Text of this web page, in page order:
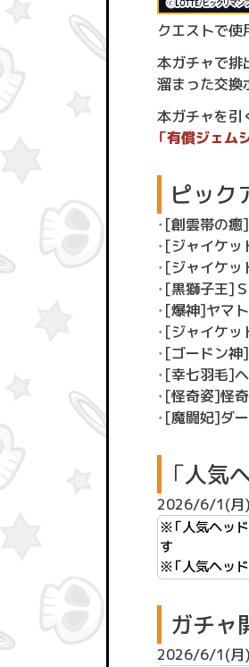
クエストで使
本ガチャで排
溜まった交換
本ガチャを引
「有償ジェム
ピック
・ [創雲帯の
・ [ジャイケッ
・ [ジャイケット
・ [黒獅子王]
・ [爆神]ヤマ
・ [ジャイケッ
・ [ゴードン神
・ [幸七羽毛]
・ [怪奇姿]怪
・ [魔闘妃]ダ
「人気
2026/6/1(
※「人気ヘッ
す
※「人気ヘッ
ガチャ
2026/6/1(